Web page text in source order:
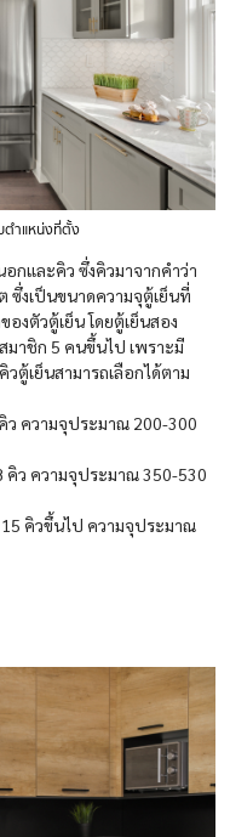
ตำแหน่งที่ตั้ง
กและคิว ซึ่งคิวมาจากคำว่า
งเป็นขนาดความจุตู้เย็นที่
งตัวตู้เย็น โดยตู้เย็นสอง
าชิก 5 คนขึ้นไป เพราะมี
ตู้เย็นสามารถเลือกได้ตาม
ว ความจุประมาณ 200-300
คิว ความจุประมาณ 350-530
คิวขึ้นไป ความจุประมาณ